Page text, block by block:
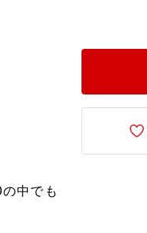
中でも